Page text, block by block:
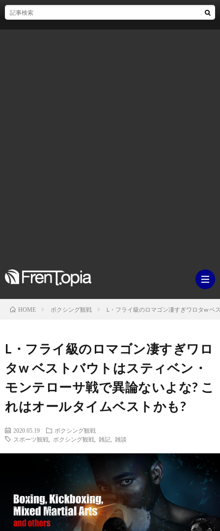
グ
刊
ナ
ッ
ボ
観
マ
ガ・
ャ
リ
ホ
ム
HOME ボクシング観戦 L・フライ級のロマゴン凄すぎワロタw ベ
L・フライ級のロマゴン凄すぎワロ
タw ベストバウトはスティベン・
モンテローサ戦で異論ないよな? こ
れはオールタイムベストかも?
2020.05.19
ボクシング観戦
スポーツ観戦
ボクシング観戦 雑記 雑談